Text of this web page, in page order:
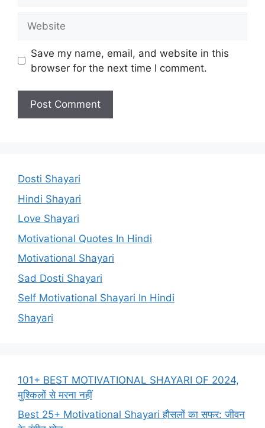
Save my name, email, and website in this
browser for the next time I comment.
Dosti Shayari
Hindi Shayari
Love Shayari
Motivational Quotes In Hindi
Motivational Shayari
Sad Dosti Shayari
Self Motivational Shayari In Hindi
Shayari
101+ BEST MOTIVATIONAL SHAYARI OF 2024,
मुश्किलों से मरना नहीं
Best 25+ Motivational Shayari हौसलों का सफर: जीवन